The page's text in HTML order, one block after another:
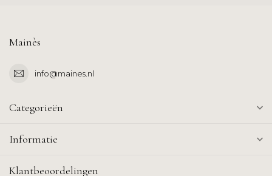
Mainès
info@maines.nl
Categorieën
Informatie
Klantbeoordelingen